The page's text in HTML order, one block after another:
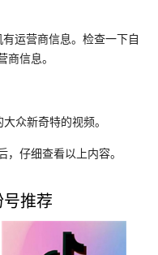
运营商信息。检查一下自
商信息。
众新奇特的视频。
仔细查看以上内容。
推荐